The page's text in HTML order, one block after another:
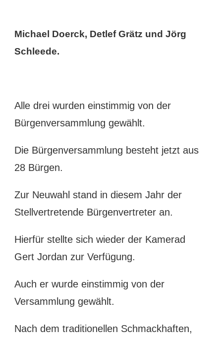
Michael Doerck, Detlef Grätz und Jörg
Schleede.
Alle drei wurden einstimmig von der
Bürgenversammlung gewählt.
Die Bürgenversammlung besteht jetzt aus
28 Bürgen.
Zur Neuwahl stand in diesem Jahr der
Stellvertretende Bürgenvertreter an.
Hierfür stellte sich wieder der Kamerad
Gert Jordan zur Verfügung.
Auch er wurde einstimmig von der
Versammlung gewählt.
Nach dem traditionellen Schmackhaften,